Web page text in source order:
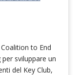
to End
sviluppare un
del Key Club,